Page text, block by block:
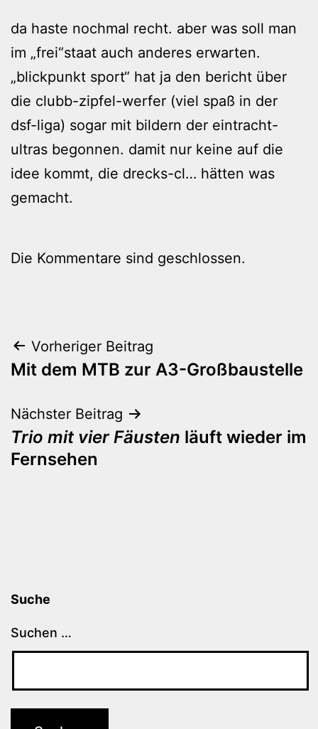
da haste nochmal recht. aber was soll man
im „frei“staat auch anderes erwarten.
„blickpunkt sport“ hat ja den bericht über
die clubb-zipfel-werfer (viel spaß in der
dsf-liga) sogar mit bildern der eintracht-
ultras begonnen. damit nur keine auf die
idee kommt, die drecks-cl… hätten was
gemacht.
Die Kommentare sind geschlossen.
Beitragsnavigation
Vorheriger Beitrag
Mit dem MTB zur A3-Großbaustelle
Nächster Beitrag
Trio mit vier Fäusten läuft wieder im
Fernsehen
Suche
Suchen …